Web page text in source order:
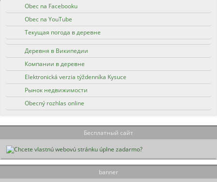
Obec na Facebooku
Obec na YouTube
Текущая погода в деревне
Деревня в Википедии
Компании в деревне
Elektronická verzia týždenníka Kysuce
Рынок недвижимости
Obecný rozhlas online
Бесплатный сайт
banner